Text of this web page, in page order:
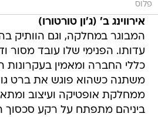
פלוס
אירווינג ב' (ג'ון טורטורו)
המבוגר במחלקה, וגם הוותיק
עדותו. הפנימי שלו עובד מסור
כללי החברה ומאמין בעקרונות
משתנה כשהוא פוגש את ברט
ממחלקת אופטיקה ועיצוב
ביניהם מתפתח על רקע סכסוך